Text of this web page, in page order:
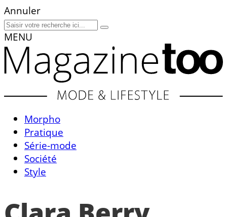
Annuler
MENU
Morpho
Pratique
Série-mode
Société
Style